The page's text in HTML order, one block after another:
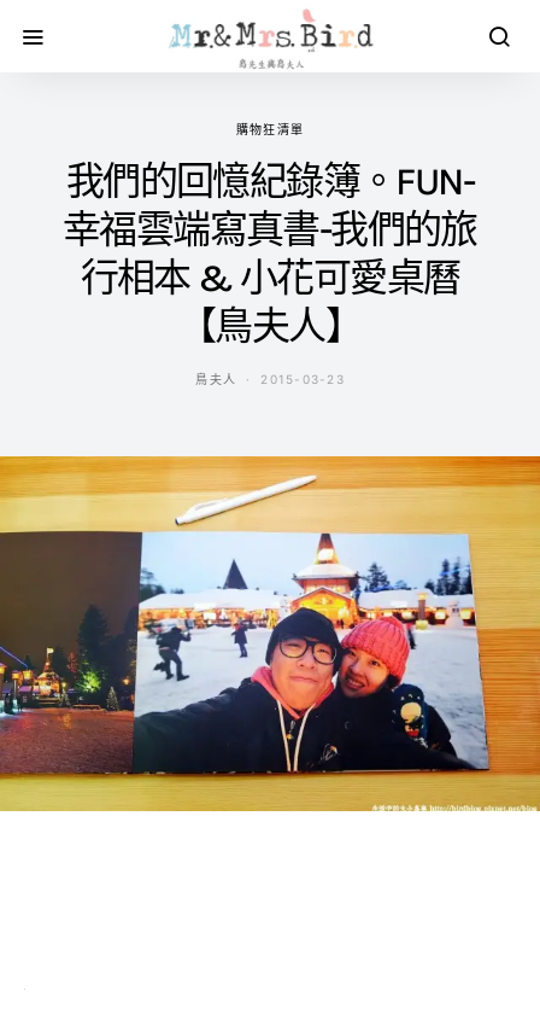
購物狂清單
我們的回憶紀錄簿。FUN-
幸福雲端寫真書-我們的旅
行相本 & 小花可愛桌曆
【鳥夫人】
鳥夫人 2015-03-23